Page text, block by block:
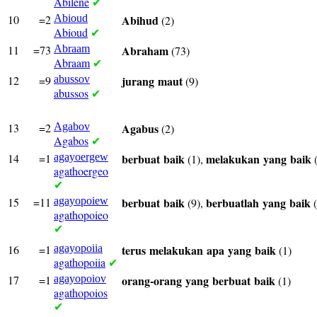
✔
10 =2 Abioud
Abioud ✔
Abihud(2)
11 =73 Abraam
Abraam ✔
Abraham(73)
12 =9 abussov
abussos ✔
jurang maut(9)
13
=2 Agabov
Agabos ✔
Agabus(2)
14 =1 agayoergew
agathoergeo
✔
berbuat baik(1), melakukan yang baik
15 =11 agayopoiew
agathopoieo
✔
berbuat baik(9), berbuatlah yang baik
16
=1 agayopoiia
agathopoiia ✔
terus melakukan apa yang baik(1)
17 =1 agayopoiov
agathopoios
✔
orang-orang yang berbuat baik(1)